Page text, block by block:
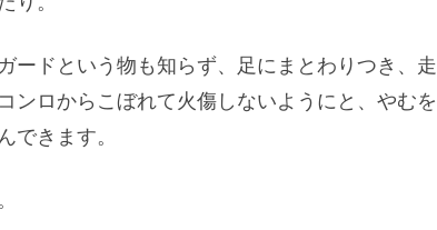
ードという物も知らず、足にまとわりつき、走
ンロからこぼれて火傷しないようにと、やむを
できます。